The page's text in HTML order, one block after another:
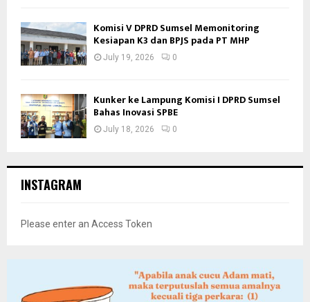
Komisi V DPRD Sumsel Memonitoring
Kesiapan K3 dan BPJS pada PT MHP
July 19, 2026 0
Kunker ke Lampung Komisi I DPRD Sumsel
Bahas Inovasi SPBE
July 18, 2026 0
INSTAGRAM
Please enter an Access Token